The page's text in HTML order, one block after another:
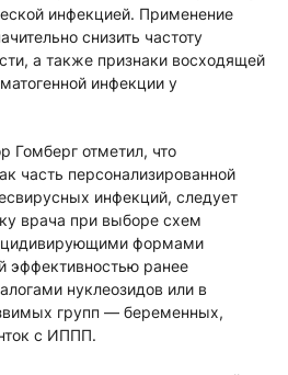
инфекцией. Применение
снизить частоту
а также признаки восходящей
инфекции у
Гомберг отметил, что
часть персонализированной
инфекций, следует
врача при выборе схем
формами
эффективностью ранее
нуклеозидов или в
групп — беременных,
с ИППП.